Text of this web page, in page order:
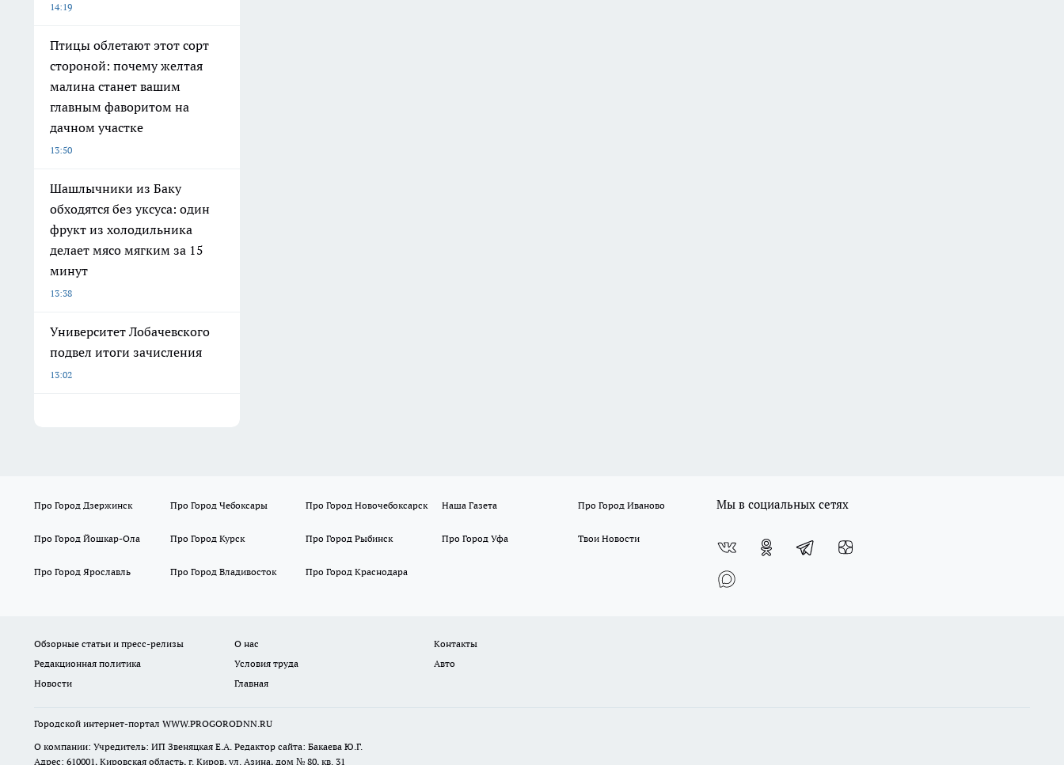
14:19
Птицы облетают этот сорт
стороной: почему желтая
малина станет вашим
главным фаворитом на
дачном участке
13:50
Шашлычники из Баку
обходятся без уксуса: один
фрукт из холодильника
делает мясо мягким за 15
минут
13:38
Университет Лобачевского
подвел итоги зачисления
13:02
Про Город Дзержинск Про Город Чебоксары Про Город Новочебоксарск Наша Газета Про Город Иваново
Про Город Йошкар-Ола Про Город Курск Про Город Рыбинск Про Город Уфа Твои Новости
Про Город Ярославль Про Город Владивосток Про Город Краснодара
Мы в социальных сетях
Обзорные статьи и пресс-релизы О нас
Контакты
Редакционная политика
Условия труда
Авто
Новости
Главная
Городской интернет-портал WWW.PROGORODNN.RU
О компании: Учредитель: ИП Звеняцкая Е.А. Редактор сайта: Бакаева Ю.Г.
Адрес: 610001, Кировская область, г. Киров, ул. Азина, дом № 80, кв. 31